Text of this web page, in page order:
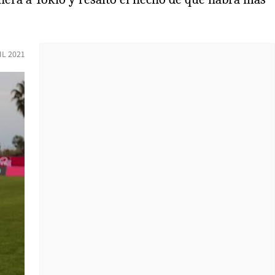
2021